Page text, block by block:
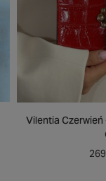
Vilentia